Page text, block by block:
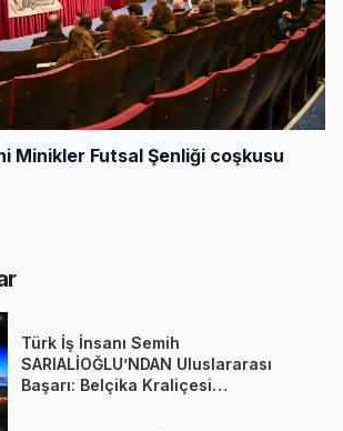
Minikler Futsal Şenliği coşkusu
Türk İş İnsanı Semih
SARIALİOĞLU’NDAN Uluslararası
Başarı: Belçika Kraliçesi